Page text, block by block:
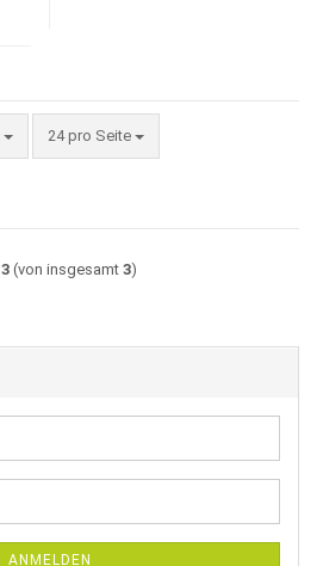
24 pro Seite
pro Seite
3(von insgesamt 3)
ANMELDEN